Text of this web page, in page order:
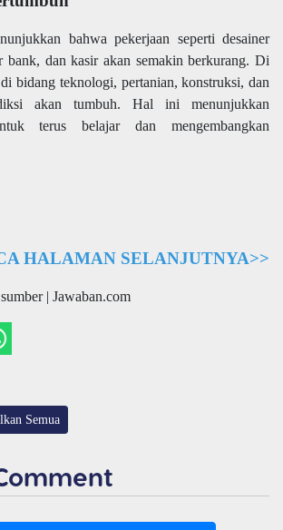
bahwa pekerjaan seperti desainer
bank, dan kasir akan semakin berkurang. Di
bidang teknologi, pertanian, konstruksi, dan
akan tumbuh. Hal ini menunjukkan
terus belajar dan mengembangkan
HALAMAN SELANJUTNYA>>
| Jawaban.com
Semua